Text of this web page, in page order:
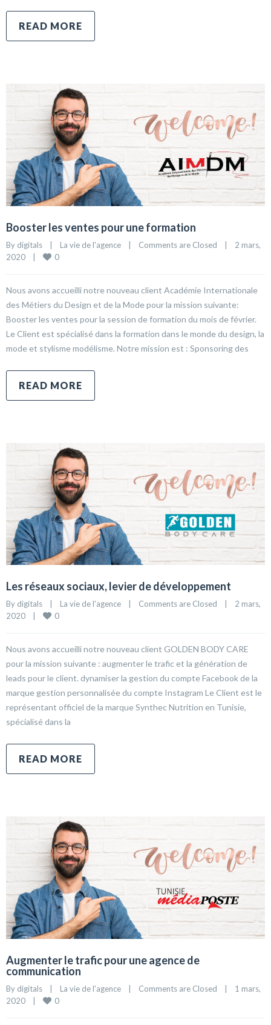
READ MORE
Booster les ventes pour une formation
By digitals | La vie de l'agence | Comments are Closed |
2 mars,
2020
| 0
Nous avons accueilli notre nouveau client Académie Internationale
des Métiers du Design et de la Mode pour la mission suivante:
Booster les ventes pour la session de formation du mois de février.
Le Client est spécialisé dans la formation dans le monde du design, la
mode et stylisme modélisme. Notre mission est : Sponsoring des
READ MORE
Les réseaux sociaux, levier de développement
By digitals La vie de l'agence Comments are Closed
2 mars,
2020
0
Nous avons accueilli notre nouveau client GOLDEN BODY CARE
pour la mission suivante : augmenter le trafic et la génération de
leads pour le client. dynamiser la gestion du compte Facebook de la
marque gestion personnalisée du compte Instagram Le Client est le
représentant officiel de la marque Synthec Nutrition en Tunisie,
spécialisé dans la
READ MORE
Augmenter le trafic pour une agence de
communication
By digitals | La vie de l'agence | Comments are Closed |
1 mars,
2020
| 0